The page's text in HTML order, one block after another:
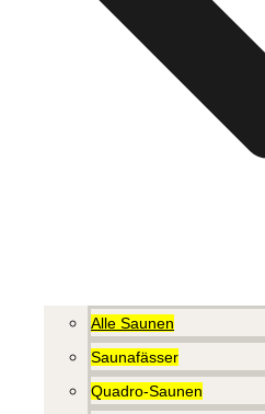
Alle Saunen
Saunafässer
Quadro-Saunen